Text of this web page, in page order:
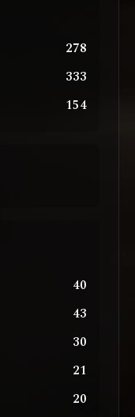
278
333
154
40
43
30
21
20